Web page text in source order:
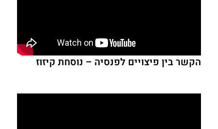
הקשר בין פיצויים לפנסיה – נוסחת קיזוז